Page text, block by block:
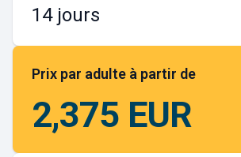
14 jours
Prix par adulte à partir de
2,375 EUR